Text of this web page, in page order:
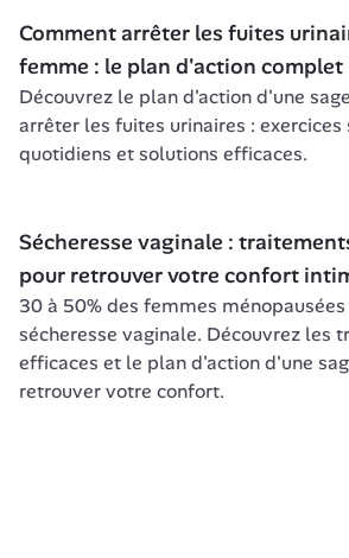
Comment arrêter les fuites
femme : le plan d'action complet
Découvrez le plan d'action d'une
arrêter les fuites urinaires :
quotidiens et solutions efficaces.
Sécheresse vaginale :
pour retrouver votre confort
30 à 50% des femmes
sécheresse vaginale. Découvrez les
efficaces et le plan d'action d'une
retrouver votre confort.